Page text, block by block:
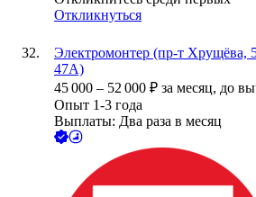
Откликнуться
Электромонтер (пр-т Хрущёва,
47А)
45 000 – 52 000 ₽ за месяц, до
Опыт 1-3 года
Выплаты: Два раза в месяц